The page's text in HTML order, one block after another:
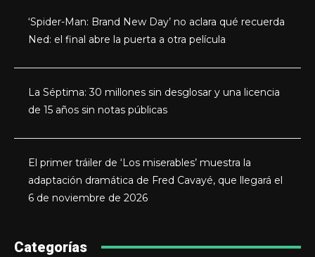
‘Spider-Man: Brand New Day’ no aclara qué recuerda
Ned: el final abre la puerta a otra película
La Séptima: 30 millones sin desglosar y una licencia
de 15 años sin notas públicas
El primer tráiler de ‘Los miserables’ muestra la
adaptación dramática de Fred Cavayé, que llegará el
6 de noviembre de 2026
Categorías